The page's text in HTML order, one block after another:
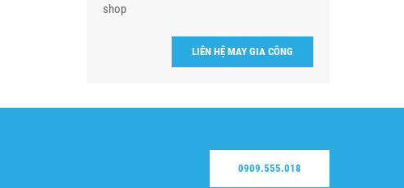
shop
LIÊN HỆ MAY GIA CÔNG
0909.555.018